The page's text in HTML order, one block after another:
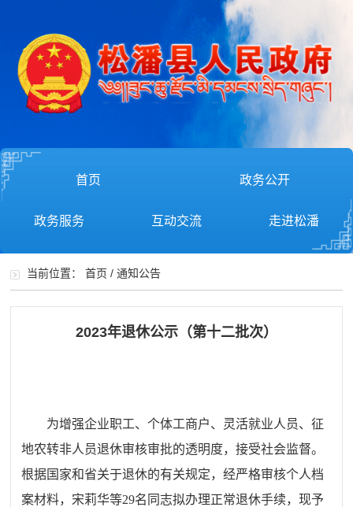
首页 政务公开
政务服务 互动交流 走进松潘
当前位置：首页 /通知公告
2023年退休公示（第十二批次）
为增强企业职工、个体工商户、灵活就业人员、征
地农转非人员退休审核审批的透明度，接受社会监督。
根据国家和省关于退休的有关规定，经严格审核个人档
案材料，宋莉华等29名同志拟办理正常退休手续，现予